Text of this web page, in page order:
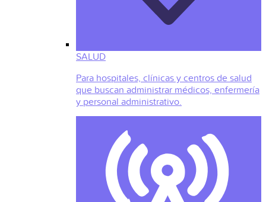
SALUD
Para hospitales, clínicas y centros de salud
que buscan administrar médicos, enfermería
y personal administrativo.